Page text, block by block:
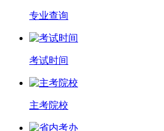
专业查询
考试时间
主考院校